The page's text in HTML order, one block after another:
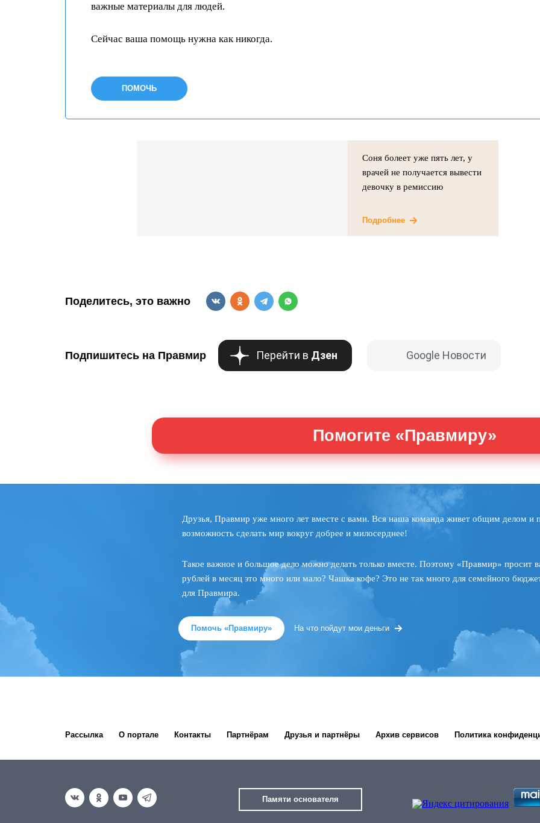
важные материалы для людей.
Сейчас ваша помощь нужна как никогда.
ПОМОЧЬ
Соня болеет уже пять лет, у
врачей не получается вывести
девочку в ремиссию
Подробнее
Поделитесь, это важно
Подпишитесь на Правмир Перейти в Дзен Google Новости
Помогите «Правмиру»
Друзья, Правмир уже много лет вместе с вами. Вся наша команда живет общим делом и
возможность сделать мир вокруг добрее и милосерднее!
Такое важное и большое дело можно делать только вместе. Поэтому «Правмир» просит
рублей в месяц это много или мало? Чашка кофе? Это не так много для семейного
для Правмира.
Помочь «Правмиру» На что пойдут мои деньги
Рассылка О портале Контакты Партнёрам Друзья и партнёры Архив сервисов Политика
Памяти основателя